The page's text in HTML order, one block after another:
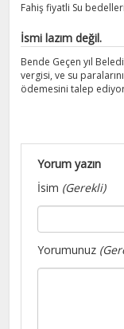
Fahiş fiyatli Su
İsmi lazım değil.
Bende Geçen yıl
vergisi, ve su
ödemesini talep
Yorum yazın
İsim (Gerekli)
Yorumunuz